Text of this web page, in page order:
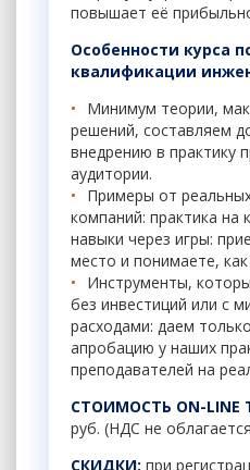
повышает её
Особенности курса
квалификации
Минимум теории,
решений, составляем
внедрению в практику
аудитории.
Примеры от
компаний: практика на
навыки через игры:
место и понимаете, как
Инструменты,
без инвестиций или с
расходами: даем
апробацию у наших
преподавателей на
СТОИМОСТЬ ON-
руб. (НДС не
СКИДКИ: при